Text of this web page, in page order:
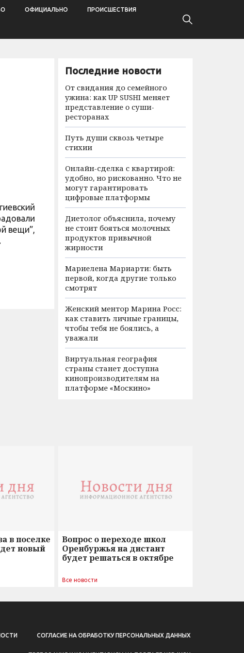
ОФИЦИАЛЬНО ПРОИСШЕСТВИЯ
вещи”,
Последние новости
От свидания до семейного
ужина: как UP SUSHI меняет
представление о суши-
ресторанах
Путь души сквозь четыре
стихии
Онлайн-сделка с квартирой:
удобно, но рискованно. Что не
могут гарантировать
цифровые платформы
Диетолог объяснила, почему
не стоит бояться молочных
продуктов привычной
жирности
Мариелена Мариарти: быть
первой, когда другие только
смотрят
Женский ментор Марина Росс:
как ставить личные границы,
чтобы тебя не боялись, а
уважали
Виртуальная география
страны станет доступна
кинопроизводителям на
платформе «Москино»
в поселке
новый
Вопрос о переходе школ
Оренбуржья на дистант
будет решаться в октябре
Все новости
СОГЛАСИЕ НА ОБРАБОТКУ ПЕРСОНАЛЬНЫХ ДАННЫХ